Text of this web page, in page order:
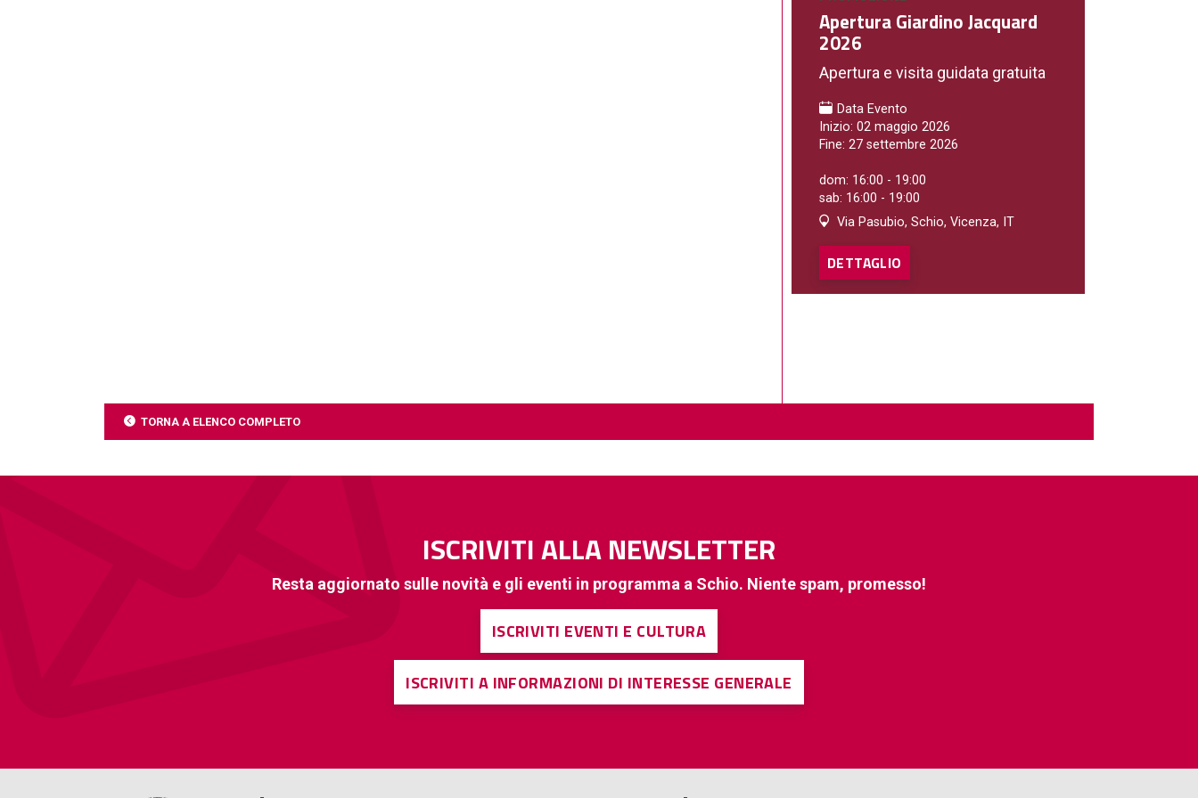
Apertura Giardino Jacquard
2026
Apertura e visita guidata gratuita
Data Evento
Inizio: 02 maggio 2026
Fine: 27 settembre 2026
dom: 16:00 - 19:00
sab: 16:00 - 19:00
Via Pasubio, Schio, Vicenza, IT
DETTAGLIO
TORNA A ELENCO COMPLETO
ISCRIVITI ALLA NEWSLETTER
Resta aggiornato sulle novità e gli eventi in programma a Schio. Niente spam, promesso!
ISCRIVITI EVENTI E CULTURA
ISCRIVITI A INFORMAZIONI DI INTERESSE GENERALE